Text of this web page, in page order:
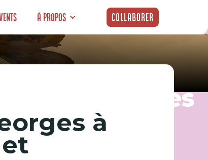
À propos Collaborer
comme les
à